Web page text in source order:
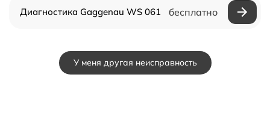
Диагностика Gaggenau WS 061 бесплатно
У меня другая неисправность